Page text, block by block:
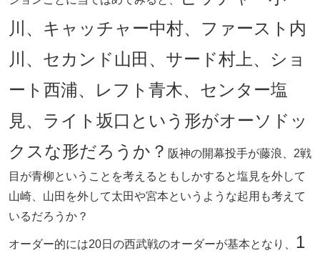
川、キャッチャー中村、ファースト内
川、セカンド山田、サード村上、ショ
ート西浦、レフト青木、センター塩
見、ライト坂口という形がオーソドッ
クスな形だろうか？ 阪神の開幕投手が藤浪、2戦
目が青柳ということを考えるともしかすると塩見を外して
山崎、山田を外して太田や宮本というような起用も考えて
いるだろうか？
オーダー的には20日の西武戦のオーダーが基本となり、 1